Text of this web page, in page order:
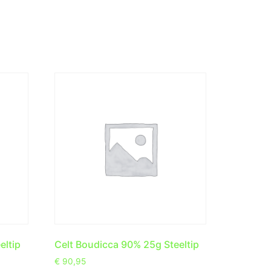
Celt Boudicca 90% 25g Steeltip
€ 90,95